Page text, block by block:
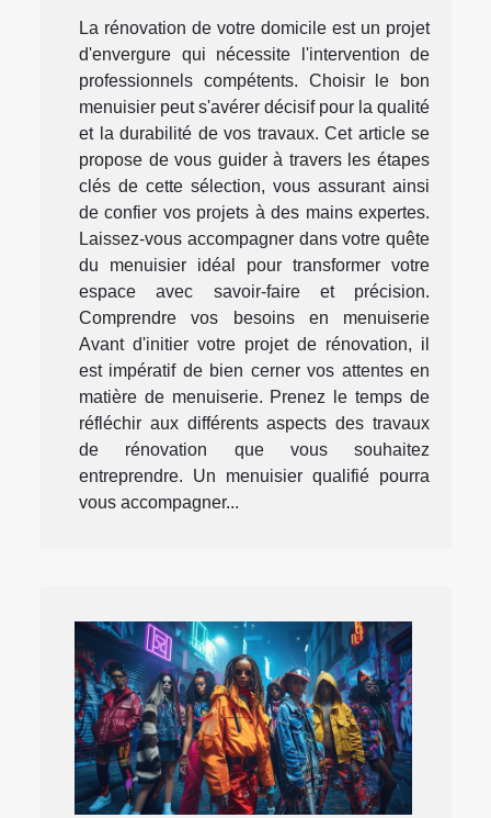
La rénovation de votre domicile est un projet
d'envergure qui nécessite l'intervention de
professionnels compétents. Choisir le bon
menuisier peut s'avérer décisif pour la qualité
et la durabilité de vos travaux. Cet article se
propose de vous guider à travers les étapes
clés de cette sélection, vous assurant ainsi
de confier vos projets à des mains expertes.
Laissez-vous accompagner dans votre quête
du menuisier idéal pour transformer votre
espace avec savoir-faire et précision.
Comprendre vos besoins en menuiserie
Avant d'initier votre projet de rénovation, il
est impératif de bien cerner vos attentes en
matière de menuiserie. Prenez le temps de
réfléchir aux différents aspects des travaux
de rénovation que vous souhaitez
entreprendre. Un menuisier qualifié pourra
vous accompagner...